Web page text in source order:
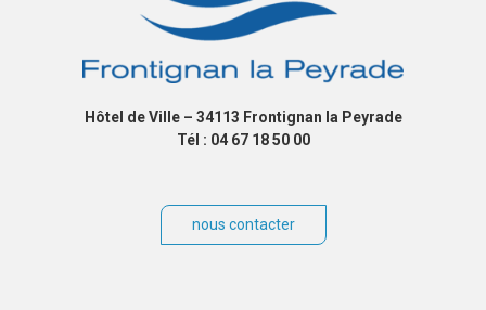
Hôtel de Ville – 34113 Frontignan la Peyrade
Tél : 04 67 18 50 00
nous contacter